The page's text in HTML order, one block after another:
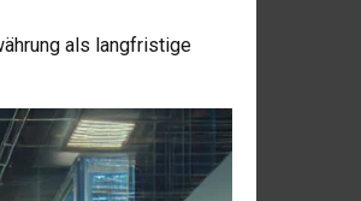
als langfristige